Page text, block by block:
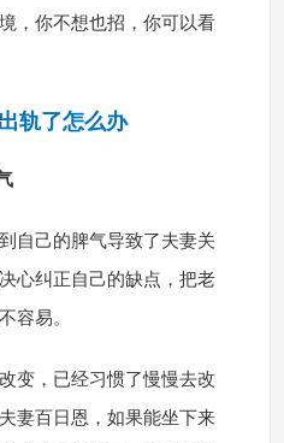
，你不想也招，你可以看
轨了怎么办
己的脾气导致了夫妻关
心纠正自己的缺点，把老
容易。
，已经习惯了慢慢去改
妻百日恩，如果能坐下来